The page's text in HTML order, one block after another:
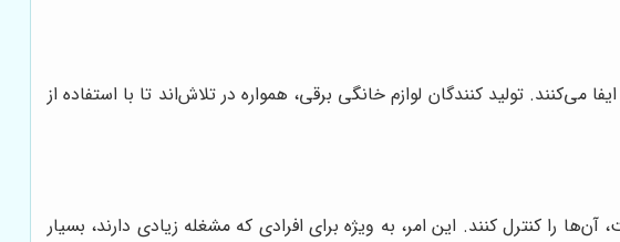
تولید کنندگان لوازم خانگی برقی، همواره در تلاش‌اند تا با استفاده از
را کنترل کنند. این امر، به ویژه برای افرادی که مشغله زیادی دارند، بسیار